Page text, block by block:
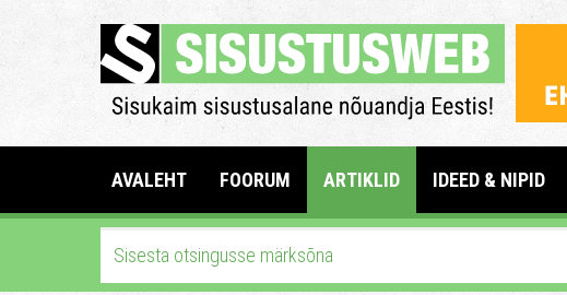
AVALEHT FOORUM ARTIKLID IDEED & NIPID